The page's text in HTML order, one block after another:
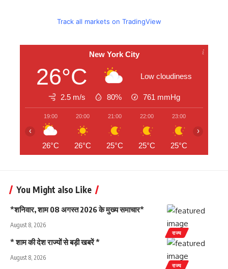
Track all markets on TradingView
New York City
26°C Low cloudiness
2.5 m/s 80% 761 mmHg
19:00
26°C
20:00
26°C
21:00
25°C
22:00
25°C
23:00
25°C
‹ ›
You Might also Like
राज्य
*शनिवार, शाम 08 अगस्त 2026 के मुख्य समाचार*
August 8, 2026
राज्य
* शाम की देश राज्यों से बड़ी खबरें *
August 8, 2026